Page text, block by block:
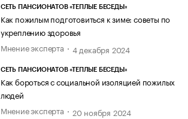
СЕТЬ ПАНСИОНАТОВ «ТЕПЛЫЕ БЕСЕДЫ»
Как пожилым подготовиться к зиме: советы по
укреплению здоровья
Мнение эксперта
4 декабря 2024
СЕТЬ ПАНСИОНАТОВ «ТЕПЛЫЕ БЕСЕДЫ»
Как бороться с социальной изоляцией пожилых
людей
Мнение эксперта
20 ноября 2024